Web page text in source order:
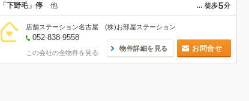
… 徒歩5分
「下野毛」停 他
店舗ステーション名古屋 (株)お部屋ステーション
052-838-9558
この会社の全物件を見る
物件詳細を見る お問合せ